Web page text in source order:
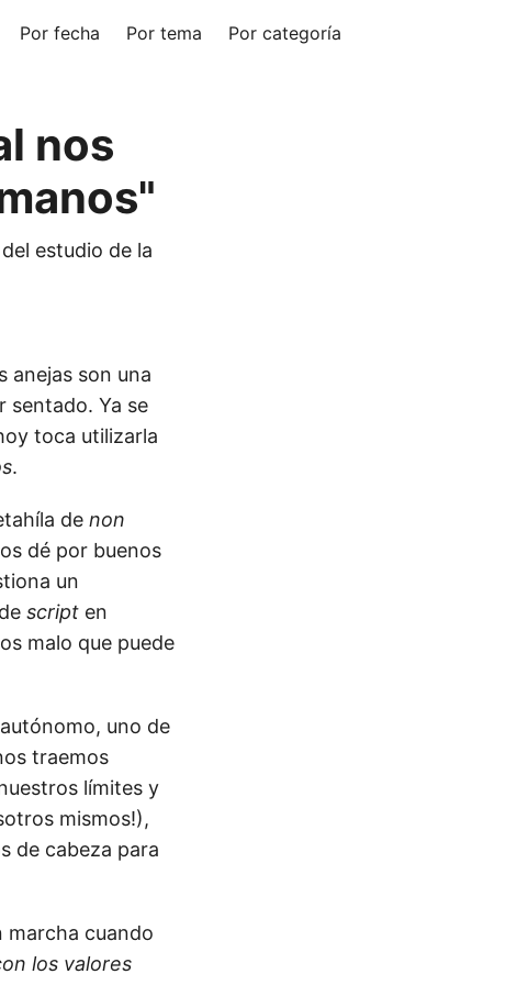
Por fecha Por tema Por categoría
nos
estudio de la
anejas son una
sentado. Ya se
toca utilizarla
.
de non
dé por buenos
un
script en
malo que puede
uno de
traemos
límites y
mismos!),
de cabeza para
cuando
los valores